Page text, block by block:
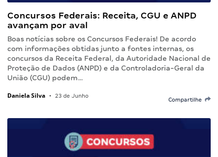
Concursos Federais: Receita, CGU e ANPD
avançam por aval
Boas notícias sobre os Concursos Federais! De acordo
com informações obtidas junto a fontes internas, os
concursos da Receita Federal, da Autoridade Nacional de
Proteção de Dados (ANPD) e da Controladoria-Geral da
União (CGU) podem…
Daniela Silva • 23 de Junho
Compartilhe